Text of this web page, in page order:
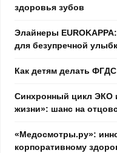
здоровья зубов
Элайнеры
для безупречной
Как детям делать
Синхронный цикл ЭКО
жизни»: шанс на
«Медосмотры.ру»:
корпоративному